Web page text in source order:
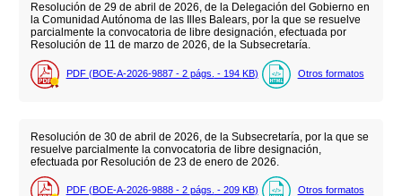
Resolución de 29 de abril de 2026, de la Delegación del Gobierno en
la Comunidad Autónoma de las Illes Balears, por la que se resuelve
parcialmente la convocatoria de libre designación, efectuada por
Resolución de 11 de marzo de 2026, de la Subsecretaría.
PDF (BOE-A-2026-9887 - 2 págs. - 194 KB) Otros formatos
Resolución de 30 de abril de 2026, de la Subsecretaría, por la que se
resuelve parcialmente la convocatoria de libre designación,
efectuada por Resolución de 23 de enero de 2026.
PDF (BOE-A-2026-9888 - 2 págs. - 209 KB) Otros formatos